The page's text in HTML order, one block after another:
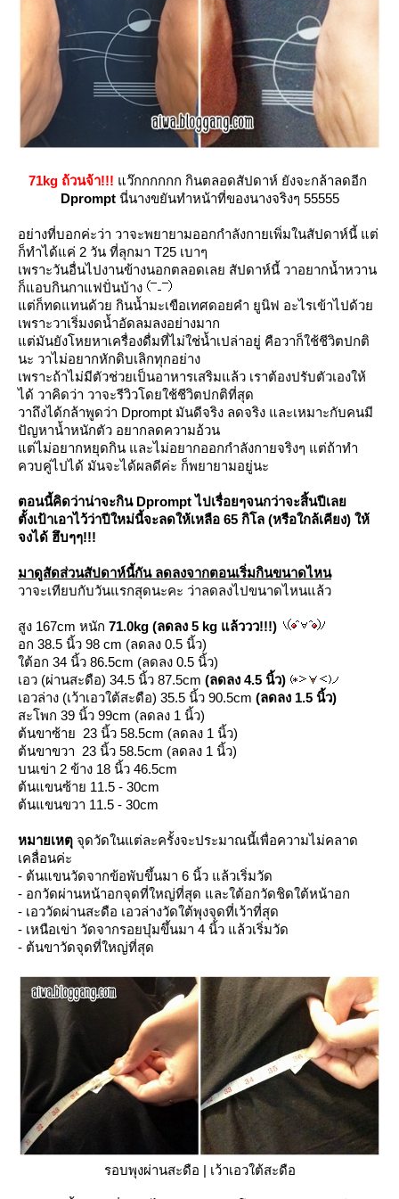
71kg ถ้วนจ้า!!! ว๊กกกกกก กินตลอดสัปดาห์ ยังจะกล้าลดอีก
Dpromptนี่นางขยันทำหน้าที่ของนางจริงๆ 55555
อย่างที่บอกค่ะว่า วาจะพยายามออกกำลังกายเพิ่มในสัปดาห์นี้ แต่
ก็ทำได้แค่ 2 วัน ที่ลุกมา T25 เบาๆ
เพราะวันอื่นไปงานข้างนอกตลอดเลย สัปดาห์นี้ วาอยากน้ำหวาน
ก็แอบกินกาแฟปั่นบ้าง
ต่ก็ทดแทนด้วย กินน้ำมะเขือเทศดอยคำ ยูนิฟ อะไรเข้าไปด้ว
เพราะวาเริ่มงดน้ำอัดลมลงอย่างมาก
ต่มันยังโหยหาเครื่องดื่มที่ไม่ใช่น้ำเปล่าอยู่ คือวาก็ใช้ชีวิตปกติ
นะ วาไม่อยากหักดิบเลิกทุกอย่าง
เพราะถ้าไม่มีตัวช่วยเป็นอาหารเสริมแล้ว เราต้องปรับตัวเองให้
ได้ วาคิดว่า วาจะรีวิวโดยใช้ชีวิตปกติที่สุด
วาถึงได้กล้าพูดว่า Dprompt มันดีจริง ลดจริง และเหมาะกับคนมี
ปัญหาน้ำหนักตัว อยากลดความอ้วน
ต่ไม่อยากหยุดกิน และไม่อยากออกกำลังกายจริงๆ แต่ถ้าทำ
ควบคู่ไปได้ มันจะได้ผลดีค่ะ ก็พยายามอยู่นะ
ตอนนี้คิดว่าน่าจะกิน Dprompt ไปเรื่อยๆจนกว่าจะสิ้นปีเล
ตั้งเป้าเอาไว้ว่าปีใหม่นี้จะลดให้เหลือ 65 กิโล (หรือใกล้เคียง) ให้
จงได้ ฮึบๆๆ!!!
มาดูสัดส่วนสัปดาห์นี้กัน ลดลงจากตอนเริ่มกินขนาดไหน
วาจะเทียบกับวันแรกสุดนะคะ ว่าลดลงไปขนาดไหนแล้ว
สูง 167cm หนัก 71.0kg (ลดลง 5 kg แล้ววว!!!)
อก 38.5 นิ้ว 98 cm (ลดลง 0.5 นิ้ว)
ต้อก 34 นิ้ว 86.5cm (ลดลง 0.5 นิ้ว)
เอว (ผ่านสะดือ) 34.5 นิ้ว 87.5cm (ลดลง 4.5 นิ้ว)
เอวล่าง (เว้าเอวใต้สะดือ) 35.5 นิ้ว 90.5cm (ลดลง 1.5 นิ้ว)
สะโพก 39 นิ้ว 99cm (ลดลง 1 นิ้ว)
ต้นขาซ้าย 23 นิ้ว 58.5cm (ลดลง 1 นิ้ว)
ต้นขาขวา 23 นิ้ว 58.5cm (ลดลง 1 นิ้ว)
บนเข่า 2 ข้าง 18 นิ้ว 46.5cm
ต้นแขนซ้าย 11.5 - 30cm
ต้นแขนขวา 11.5 - 30cm
หมายเหตุ จุดวัดในแต่ละครั้งจะประมาณนี้เพื่อความไม่คลาด
เคลื่อนค่ะ
- ต้นแขนวัดจากข้อพับขึ้นมา 6 นิ้ว แล้วเริ่มวัด
- อกวัดผ่านหน้าอกจุดที่ใหญ่ที่สุด และใต้อกวัดชิดใต้หน้าอก
- เอววัดผ่านสะดือ เอวล่างวัดใต้พุงจุดที่เว้าที่สุด
- เหนือเข่า วัดจากรอยบุ๋มขึ้นมา 4 นิ้ว แล้วเริ่มวัด
- ต้นขาวัดจุดที่ใหญ่ที่สุด
รอบพุงผ่านสะดือ | เว้าเอวใต้สะดือ